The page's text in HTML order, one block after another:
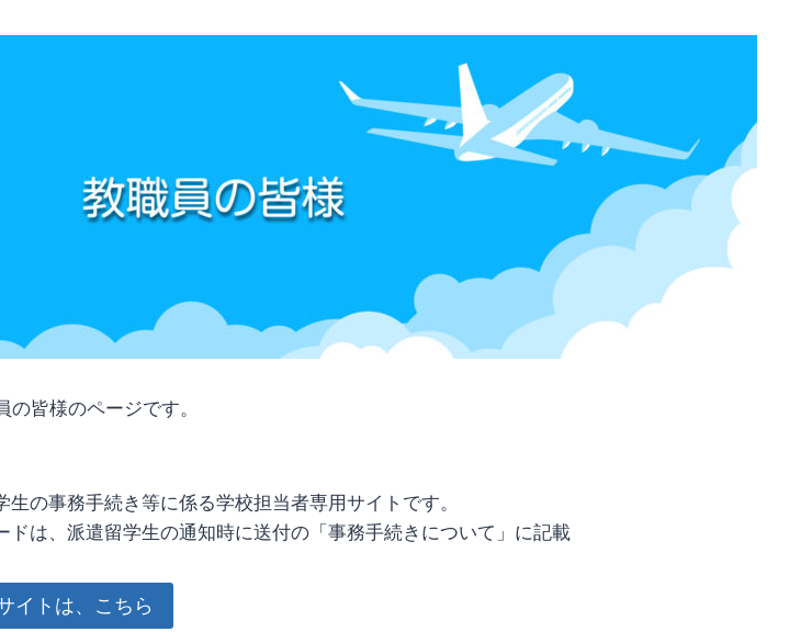
皆様のページです。
生の事務手続き等に係る学校担当者専用サイトです。
ドは、派遣留学生の通知時に送付の「事務手続きについて」に記載
イトは、こちら